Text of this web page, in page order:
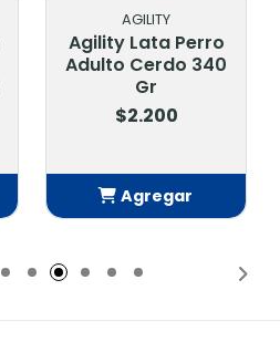
AGILITY
Agility Lata Perro
Adulto Cerdo 340
Gr
$2.200
Agregar